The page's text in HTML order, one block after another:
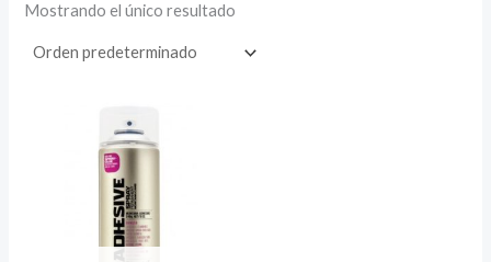
Mostrando el único resultado